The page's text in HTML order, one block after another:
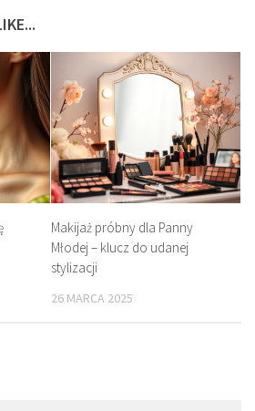
Makijaż próbny dla Panny
Młodej – klucz do udanej
stylizacji
26 MARCA 2025